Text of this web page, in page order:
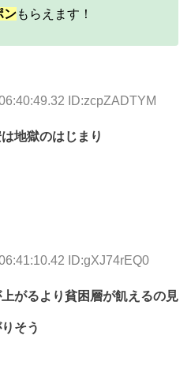
ンもらえます！
ID:zcpZADTYM
地獄のはじまり
ID:gXJ74rEQ0
がるより貧困層が飢えるの見
そう